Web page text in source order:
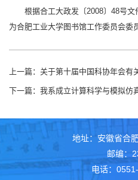
根据合工大政发〔2008〕48号
为合肥工业大学图书馆工作委员会委
上一篇： 关于第十届中国科协年会有
下一篇： 我系成立计算科学与模拟仿真
地址：安徽省合
邮编：
电话：